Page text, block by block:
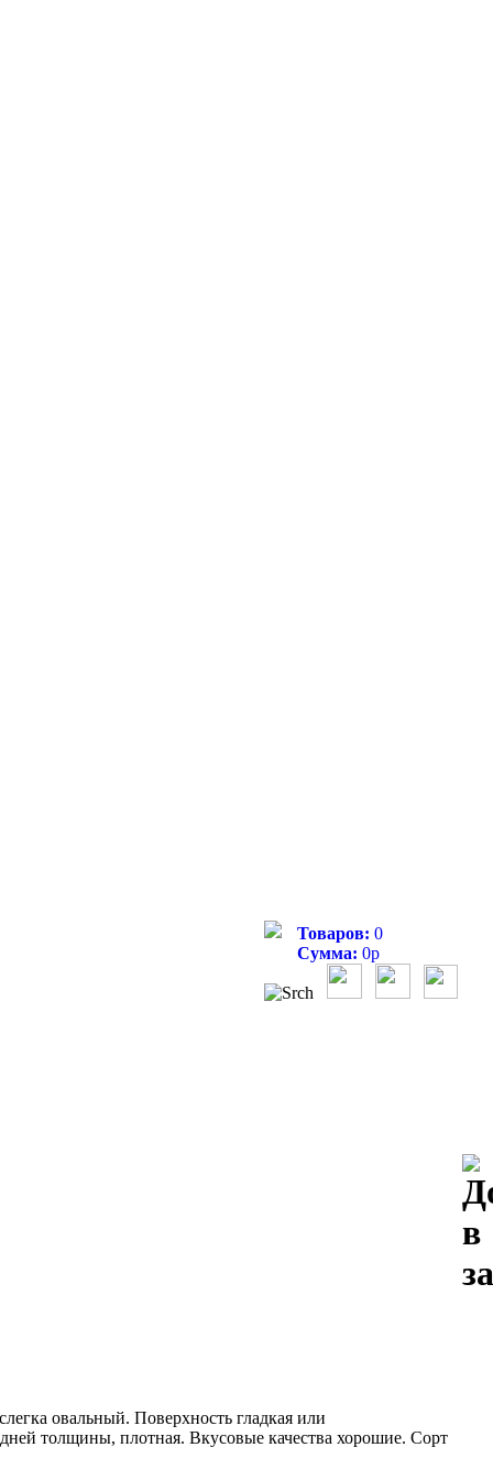
Товаров: 0
Сумма: 0р
овальный. Поверхность гладкая или
толщины, плотная. Вкусовые качества хорошие. Сорт